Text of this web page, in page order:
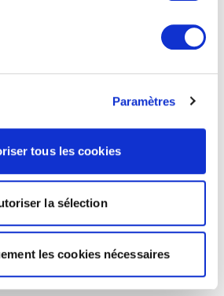
Paramètres
tous les cookies
la sélection
les cookies nécessaires